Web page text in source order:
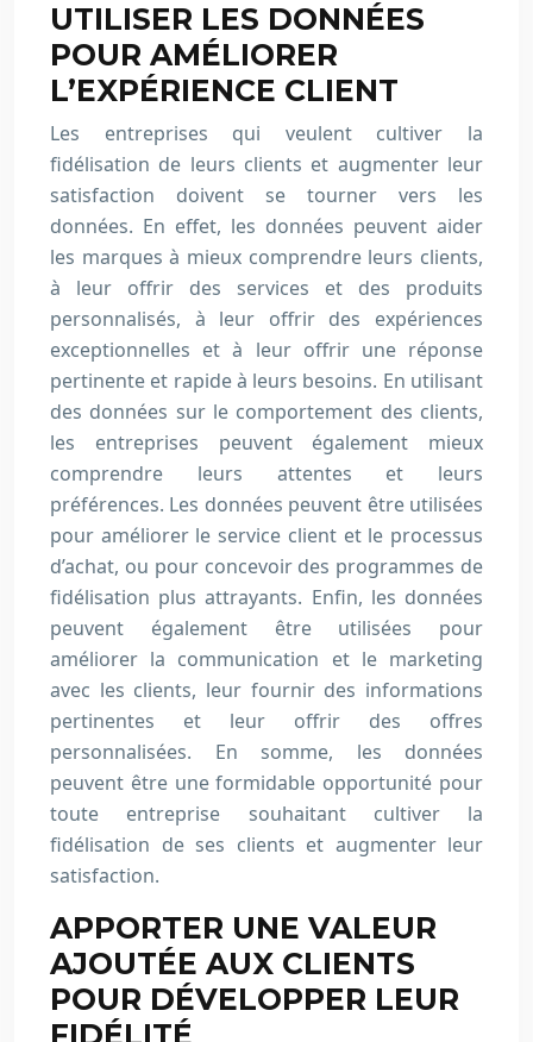
UTILISER LES DONNÉES
POUR AMÉLIORER
L’EXPÉRIENCE CLIENT
Les entreprises qui veulent cultiver la
fidélisation de leurs clients et augmenter leur
satisfaction doivent se tourner vers les
données. En effet, les données peuvent aider
les marques à mieux comprendre leurs clients,
à leur offrir des services et des produits
personnalisés, à leur offrir des expériences
exceptionnelles et à leur offrir une réponse
pertinente et rapide à leurs besoins. En utilisant
des données sur le comportement des clients,
les entreprises peuvent également mieux
comprendre leurs attentes et leurs
préférences. Les données peuvent être utilisées
pour améliorer le service client et le processus
d’achat, ou pour concevoir des programmes de
fidélisation plus attrayants. Enfin, les données
peuvent également être utilisées pour
améliorer la communication et le marketing
avec les clients, leur fournir des informations
pertinentes et leur offrir des offres
personnalisées. En somme, les données
peuvent être une formidable opportunité pour
toute entreprise souhaitant cultiver la
fidélisation de ses clients et augmenter leur
satisfaction.
APPORTER UNE VALEUR
AJOUTÉE AUX CLIENTS
POUR DÉVELOPPER LEUR